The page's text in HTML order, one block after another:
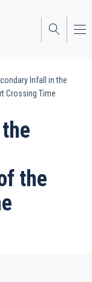
Infall in the
Crossing Time
the